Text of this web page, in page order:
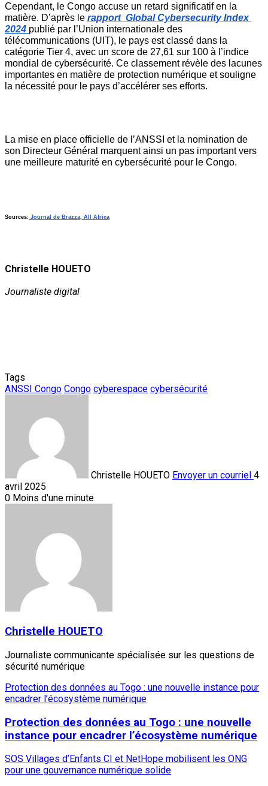
Cependant, le Congo accuse un retard significatif en la
matière. D’après le rapport  Global Cybersecurity Index
2024 publié par l’Union internationale des
télécommunications (UIT), le pays est classé dans la
catégorie Tier 4, avec un score de 27,61 sur 100 à l’indice
mondial de cybersécurité. Ce classement révèle des lacunes
importantes en matière de protection numérique et souligne
la nécessité pour le pays d’accélérer ses efforts.
La mise en place officielle de l’ANSSI et la nomination de
son Directeur Général marquent ainsi un pas important vers
une meilleure maturité en cybersécurité pour le Congo.
Sources: Journal de Brazza All Africa
Christelle HOUETO
Journaliste digital
Tags
ANSSI Congo Congo cyberespace cybersécurité
Christelle HOUETO Envoyer un courriel 4
avril 2025
0 Moins d'une minute
Christelle HOUETO
Journaliste communicante spécialisée sur les questions de
sécurité numérique
Protection des données au Togo : une nouvelle instance pour
encadrer l’écosystème numérique
Protection des données au Togo : une nouvelle
instance pour encadrer l’écosystème numérique
SOS Villages d’Enfants CI et NetHope mobilisent les ONG
pour une gouvernance numérique solide